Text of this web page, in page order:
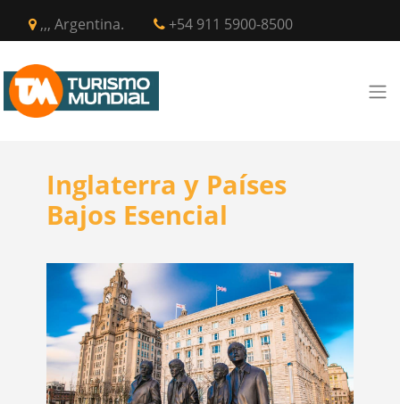
,,, Argentina. +54 911 5900-8500
Inglaterra y Países
Bajos Esencial